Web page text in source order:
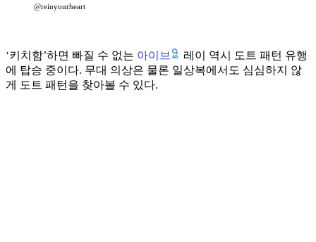
@reinyourheart
‘키치함’하면 빠질 수 없는 아이브
레이 역시 도트 패턴 유행
에 탑승 중이다. 무대 의상은 물론 일상복에서도 심심하지 않
게 도트 패턴을 찾아볼 수 있다.